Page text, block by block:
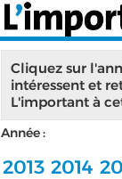
INSCRIPTION
SÉLECTION
Cliquez sur
intéressent et
L'important à
Année :
2013 2014